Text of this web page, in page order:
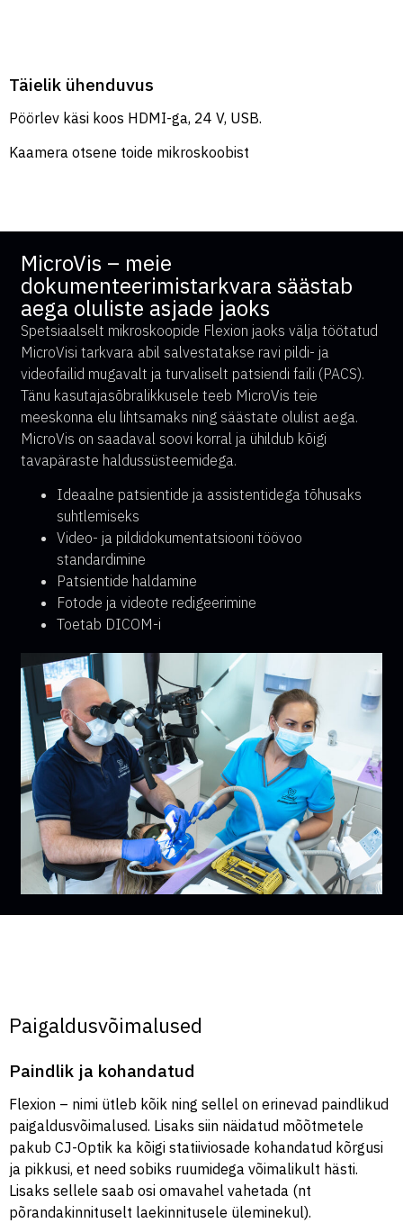
Täielik ühenduvus
Pöörlev käsi koos HDMI-ga, 24 V, USB.
Kaamera otsene toide mikroskoobist
MicroVis – meie
dokumenteerimistarkvara säästab
aega oluliste asjade jaoks
Spetsiaalselt mikroskoopide Flexion jaoks välja töötatud
MicroVisi tarkvara abil salvestatakse ravi pildi- ja
videofailid mugavalt ja turvaliselt patsiendi faili (PACS).
Tänu kasutajasõbralikkusele teeb MicroVis teie
meeskonna elu lihtsamaks ning säästate olulist aega.
MicroVis on saadaval soovi korral ja ühildub kõigi
tavapäraste haldussüsteemidega.
Ideaalne patsientide ja assistentidega tõhusaks
suhtlemiseks
Video- ja pildidokumentatsiooni töövoo
standardimine
Patsientide haldamine
Fotode ja videote redigeerimine
Toetab DICOM-i
Paigaldusvõimalused
Paindlik ja kohandatud
Flexion – nimi ütleb kõik ning sellel on erinevad paindlikud
paigaldusvõimalused. Lisaks siin näidatud mõõtmetele
pakub CJ-Optik ka kõigi statiiviosade kohandatud kõrgusi
ja pikkusi, et need sobiks ruumidega võimalikult hästi.
Lisaks sellele saab osi omavahel vahetada (nt
põrandakinnituselt laekinnitusele üleminekul).